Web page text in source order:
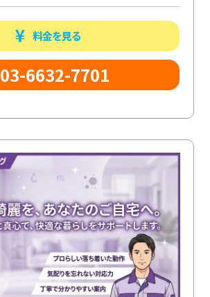
料金を見る
03-6632-7701